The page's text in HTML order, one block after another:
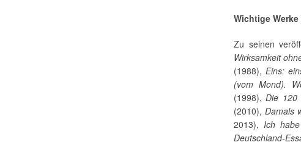
Wichtige
Zu seinen
Wirksamkeit
(1988), Eins:
(vom Mond).
(1998),Die 120
(2010),Damals
2013), Ich
Deutschland-